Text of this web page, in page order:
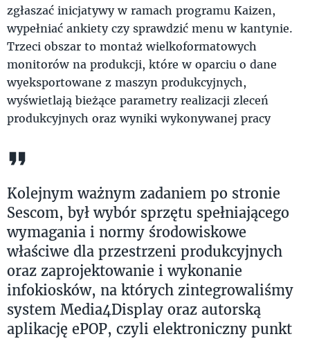
zgłaszać inicjatywy w ramach programu Kaizen,
wypełniać ankiety czy sprawdzić menu w kantynie.
Trzeci obszar to montaż wielkoformatowych
monitorów na produkcji, które w oparciu o dane
wyeksportowane z maszyn produkcyjnych,
wyświetlają bieżące parametry realizacji zleceń
produkcyjnych oraz wyniki wykonywanej pracy
Kolejnym ważnym zadaniem po stronie
Sescom, był wybór sprzętu spełniającego
wymagania i normy środowiskowe
właściwe dla przestrzeni produkcyjnych
oraz zaprojektowanie i wykonanie
infokiosków, na których zintegrowaliśmy
system Media4Display oraz autorską
aplikację ePOP, czyli elektroniczny punkt